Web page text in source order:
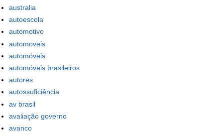
australia
autoescola
automotivo
automoveis
automóveis
automóveis brasileiros
autores
autossuficiência
av brasil
avaliação governo
avanco